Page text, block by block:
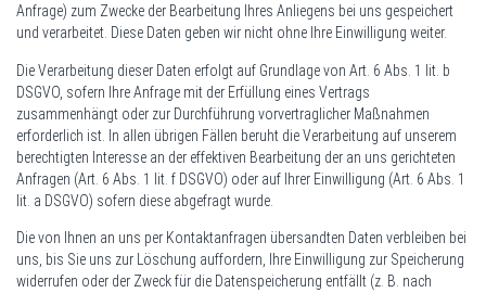
Anfrage) zum Zwecke der Bearbeitung Ihres Anliegens bei uns gespeichert
und verarbeitet. Diese Daten geben wir nicht ohne Ihre Einwilligung weiter.
Die Verarbeitung dieser Daten erfolgt auf Grundlage von Art. 6 Abs. 1 lit. b
DSGVO, sofern Ihre Anfrage mit der Erfüllung eines Vertrags
zusammenhängt oder zur Durchführung vorvertraglicher Maßnahmen
erforderlich ist. In allen übrigen Fällen beruht die Verarbeitung auf unserem
berechtigten Interesse an der effektiven Bearbeitung der an uns gerichteten
Anfragen (Art. 6 Abs. 1 lit. f DSGVO) oder auf Ihrer Einwilligung (Art. 6 Abs. 1
lit. a DSGVO) sofern diese abgefragt wurde.
Die von Ihnen an uns per Kontaktanfragen übersandten Daten verbleiben bei
uns, bis Sie uns zur Löschung auffordern, Ihre Einwilligung zur Speicherung
widerrufen oder der Zweck für die Datenspeicherung entfällt (z. B. nach